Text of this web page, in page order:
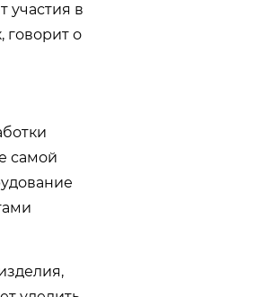
участия в
говорит о
самой